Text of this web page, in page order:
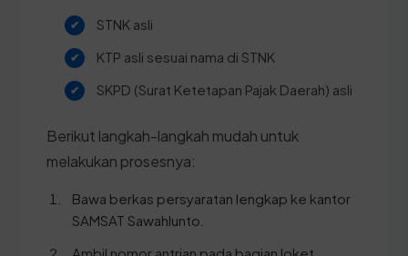
STNK asli
KTP asli sesuai nama di STNK
SKPD (Surat Ketetapan Pajak Daerah) asli
Berikut langkah-langkah mudah untuk
melakukan prosesnya:
Bawa berkas persyaratan lengkap ke kantor
SAMSAT Sawahlunto.
Ambil nomor antrian pada bagian loket